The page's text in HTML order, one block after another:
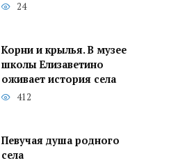
24
Корни и крылья. В музее
школы Елизаветино
оживает история села
412
Певучая душа родного
села